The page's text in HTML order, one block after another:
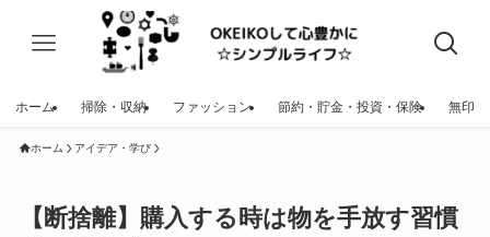
ホーム 掃除・収納 ファッション 節約・貯金・投資・保険 無印
ホーム アイデア・学び
【断捨離】購入する時は物を手放す習慣